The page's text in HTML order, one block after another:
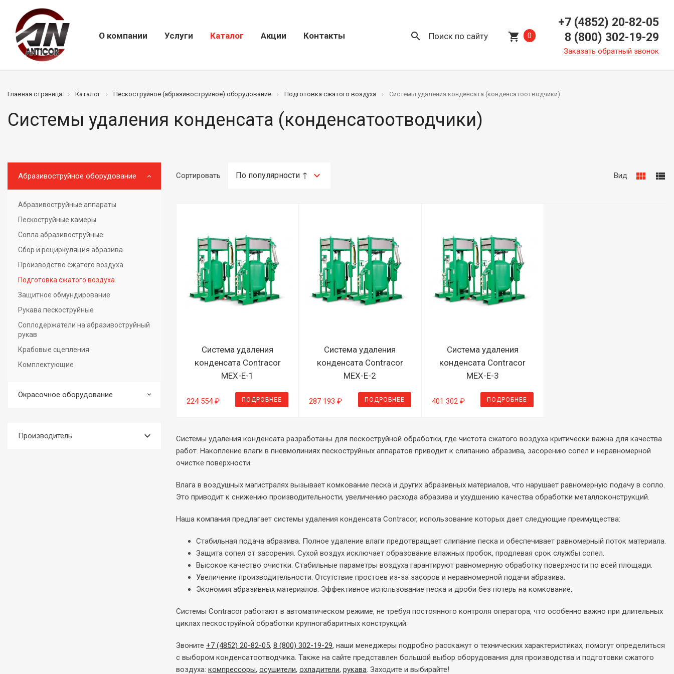
О компании Услуги Каталог Акции Контакты search Поиск по сайту shopping_cart 0
+7 (4852) 20-82-05
8 (800) 302-19-29
Заказать обратный звонок
Главная страница Каталог Пескоструйное (абразивоструйное) оборудование Подготовка сжатого воздуха Системы удаления конденсата (конденсатоотводчики)
Системы удаления конденсата (конденсатоотводчики)
Абразивоструйное оборудование
Абразивоструйные аппараты
Пескоструйные камеры
Сопла абразивоструйные
Сбор и рециркуляция абразива
Производство сжатого воздуха
Подготовка сжатого воздуха
Защитное обмундирование
Рукава пескоструйные
Соплодержатели на абразивоструйный
рукав
Крабовые сцепления
Комплектующие
Окрасочное оборудование
Производитель keyboard_arrow_down
Сортировать Вид view_module view_list
Система удаления
конденсата Contracor
MEX-E-1
224 554 ₽ ПОДРОБНЕЕ
Система удаления
конденсата Contracor
MEX-E-2
287 193 ₽ ПОДРОБНЕЕ
Система удаления
конденсата Contracor
MEX-E-3
401 302 ₽ ПОДРОБНЕЕ
Системы удаления конденсата разработаны для пескоструйной обработки, где чистота сжатого воздуха критически важна для качества
работ. Накопление влаги в пневмолиниях пескоструйных аппаратов приводит к слипанию абразива, засорению сопел и неравномерной
очистке поверхности.
Влага в воздушных магистралях вызывает комкование песка и других абразивных материалов, что нарушает равномерную подачу в сопло.
Это приводит к снижению производительности, увеличению расхода абразива и ухудшению качества обработки металлоконструкций.
Наша компания предлагает системы удаления конденсата Contracor, использование которых дает следующие преимущества:
Стабильная подача абразива. Полное удаление влаги предотвращает слипание песка и обеспечивает равномерный поток материала.
Защита сопел от засорения. Сухой воздух исключает образование влажных пробок, продлевая срок службы сопел.
Высокое качество очистки. Стабильные параметры воздуха гарантируют равномерную обработку поверхности по всей площади.
Увеличение производительности. Отсутствие простоев из-за засоров и неравномерной подачи абразива.
Экономия абразивных материалов. Эффективное использование песка и дроби без потерь на комкование.
Системы Contracor работают в автоматическом режиме, не требуя постоянного контроля оператора, что особенно важно при длительных
циклах пескоструйной обработки крупногабаритных конструкций.
Звоните +7 (4852) 20-82-05, 8 (800) 302-19-29, наши менеджеры подробно расскажут о технических характеристиках, помогут определиться
с выбором конденсатоотводчика. Также на сайте представлен большой выбор оборудования для производства и подготовки сжатого
воздуха: компрессоры, осушители, охладители, рукава. Заходите и выбирайте!